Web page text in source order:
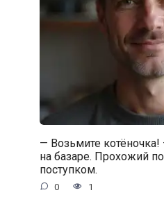
— Возьмите
на базаре. Прохожий
поступком.
0 1